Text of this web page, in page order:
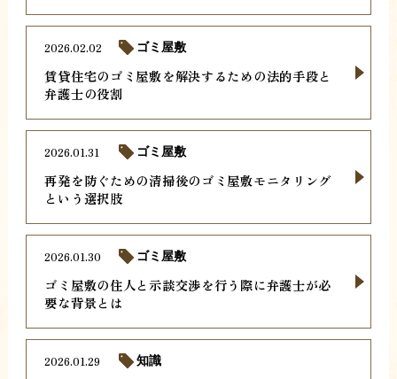
賃貸住宅のゴミ屋敷を解決するための法的手段と
弁護士の役割
2026.02.02 ゴミ屋敷
再発を防ぐための清掃後のゴミ屋敷モニタリング
という選択肢
2026.01.31 ゴミ屋敷
ゴミ屋敷の住人と示談交渉を行う際に弁護士が必
要な背景とは
2026.01.30 ゴミ屋敷
2026.01.29 知識